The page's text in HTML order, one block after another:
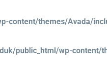
content/themes/Avada/
public_html/wp-content/